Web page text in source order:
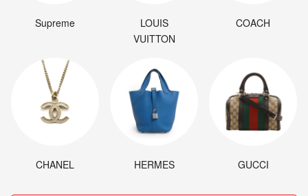
Supreme
LOUIS
VUITTON
COACH
CHANEL HERMES GUCCI